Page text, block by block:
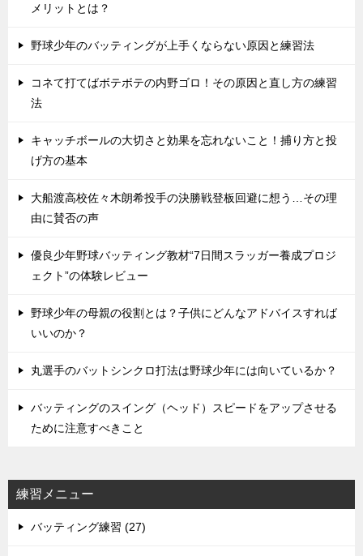
メリットとは？
野球少年のバッティングが上手くならない原因と練習法
コネて打てばボテボテの内野ゴロ！その原因と直し方の練習
法
キャッチボールの大切さと効果を忘れないこと！捕り方と投
げ方の基本
大船渡高校佐々木朗希投手の決勝戦登板回避に想う…その理
由に賛否の声
優良少年野球バッティング教材“7日間スラッガー養成プロジ
ェクト”の体験レビュー
野球少年の母親の役割とは？子供にどんなアドバイスすれば
いいのか？
丸選手のバットシンクロ打法は野球少年には向いているか？
バッティングのスイング（ヘッド）スピードをアップさせる
ために注意すべきこと
練習メニュー
バッティング練習 (27)